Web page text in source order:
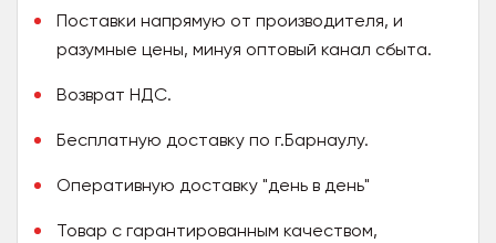
Поставки напрямую от производителя, и
разумные цены, минуя оптовый канал сбыта.
Возврат НДС.
Бесплатную доставку по г.Барнаулу.
Оперативную доставку "день в день"
Товар с гарантированным качеством,